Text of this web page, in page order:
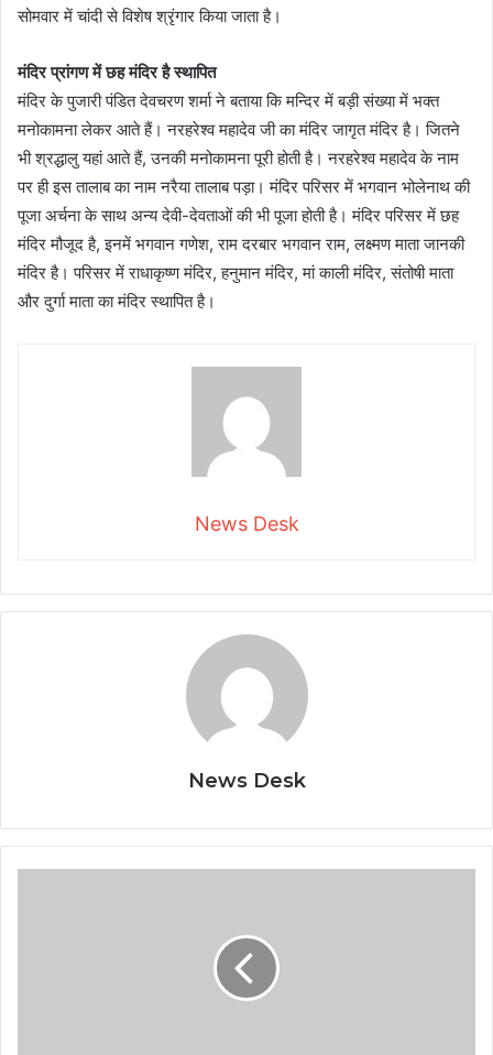
सोमवार में चांदी से विशेष श्रृंगार किया जाता है।
मंदिर प्रांगण में छह मंदिर है स्थापित
मंदिर के पुजारी पंडित देवचरण शर्मा ने बताया कि मन्दिर में बड़ी संख्या में भक्त
मनोकामना लेकर आते हैं। नरहरेश्व महादेव जी का मंदिर जागृत मंदिर है। जितने
भी श्रद्धालु यहां आते हैं, उनकी मनोकामना पूरी होती है। नरहरेश्व महादेव के नाम
पर ही इस तालाब का नाम नरैया तालाब पड़ा। मंदिर परिसर में भगवान भोलेनाथ की
पूजा अर्चना के साथ अन्य देवी-देवताओं की भी पूजा होती है। मंदिर परिसर में छह
मंदिर मौजूद है, इनमें भगवान गणेश, राम दरबार भगवान राम, लक्ष्मण माता जानकी
मंदिर है। परिसर में राधाकृष्ण मंदिर, हनुमान मंदिर, मां काली मंदिर, संतोषी माता
और दुर्गा माता का मंदिर स्थापित है।
News Desk
News Desk